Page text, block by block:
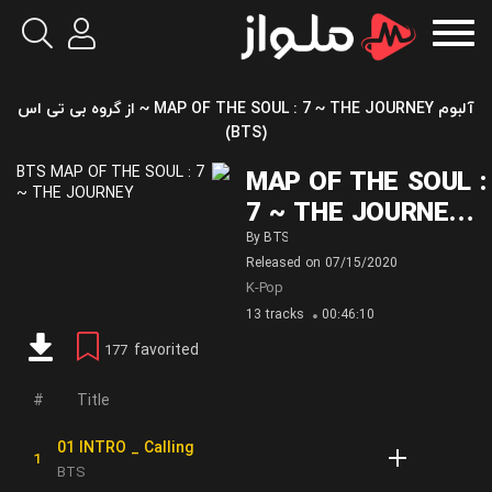
آلبوم MAP OF THE SOUL : 7 ~ THE JOURNEY ~ از گروه بی تی اس
(BTS)
MAP OF THE SOUL :
7 ~ THE JOURNEY
~
By BTS
Released on 07/15/2020
K-Pop
13 tracks 00:46:10
177 favorited
Title
01 INTRO _ Calling
BTS